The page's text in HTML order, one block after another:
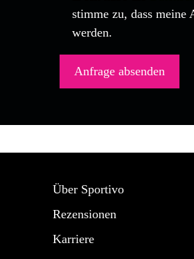
stimme zu, dass meine
werden.
Über Sportivo
Rezensionen
Karriere